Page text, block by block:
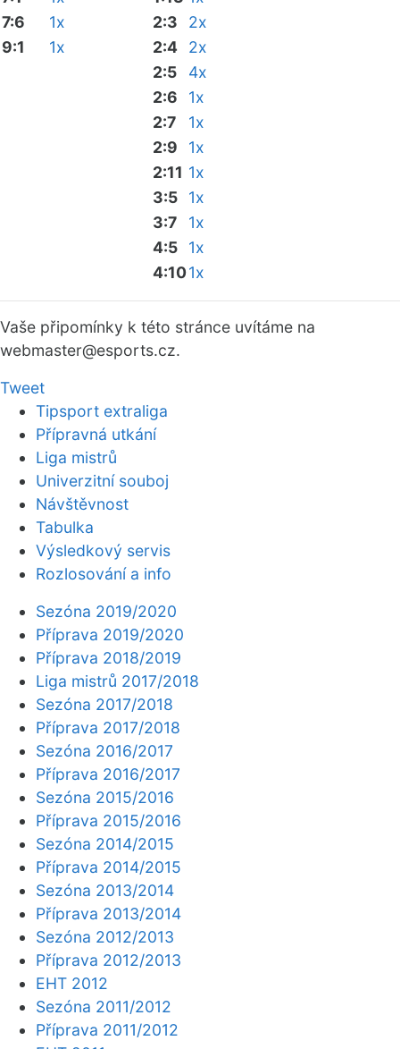
7:6
1x
9:1
1x
2:3
2x
2:4
2x
2:5
4x
2:6
1x
2:7
1x
2:9
1x
2:11 1x
3:5
1x
3:7
1x
4:5
1x
4:101x
Vaše připomínky k této stránce uvítáme na
webmaster@esports.cz.
Tweet
Tipsport extraliga
Přípravná utkání
Liga mistrů
Univerzitní souboj
Návštěvnost
Tabulka
Výsledkový servis
Rozlosování a info
Sezóna 2019/2020
Příprava 2019/2020
Příprava 2018/2019
Liga mistrů 2017/2018
Sezóna 2017/2018
Příprava 2017/2018
Sezóna 2016/2017
Příprava 2016/2017
Sezóna 2015/2016
Příprava 2015/2016
Sezóna 2014/2015
Příprava 2014/2015
Sezóna 2013/2014
Příprava 2013/2014
Sezóna 2012/2013
Příprava 2012/2013
EHT 2012
Sezóna 2011/2012
Příprava 2011/2012